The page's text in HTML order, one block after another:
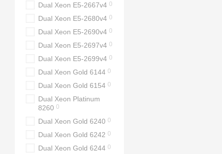
Dual Xeon E5-2667v4 0
Dual Xeon E5-2680v4 0
Dual Xeon E5-2690v4 0
Dual Xeon E5-2697v4 0
Dual Xeon E5-2699v4 0
Dual Xeon Gold 6144 0
Dual Xeon Gold 6154 0
Dual Xeon Platinum
8260 0
Dual Xeon Gold 6240 0
Dual Xeon Gold 6242 0
Dual Xeon Gold 6244 0